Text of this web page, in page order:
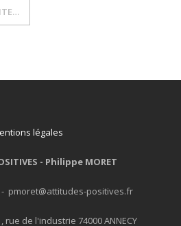
légales
- Philippe MORET
- pmoret@attitudes-positives.fr
rue de l'industrie 74000 ANNECY